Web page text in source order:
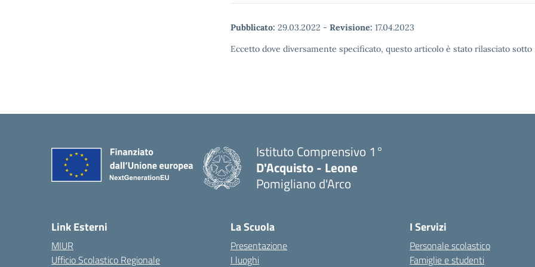
Pubblicato: 29.03.2022 - Revisione: 17.04.2023
Eccetto dove diversamente specificato, questo articolo è stato rilasciato
Istituto Comprensivo 1°
D'Acquisto - Leone
Pomigliano d'Arco
Link Esterni
MIUR
Ufficio Scolastico Regionale
La Scuola
Presentazione
I luoghi
I Servizi
Personale scolastico
Famiglie e studenti